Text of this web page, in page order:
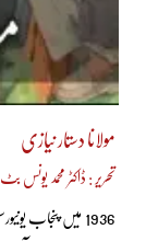
مولانا دستار نیازی
تحریر : ڈاکٹر محمد یونس بٹ
1936 میں پنجاب